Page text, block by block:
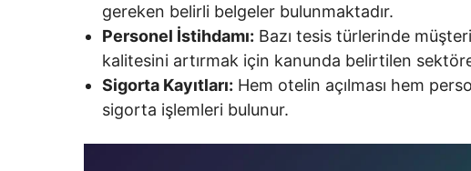
gereken belirli belgeler bulunmaktadır.
Personel İstihdamı: Bazı tesis türlerinde
kalitesini artırmak için kanunda belirtilen
Sigorta Kayıtları: Hem otelin açılması hem
sigorta işlemleri bulunur.